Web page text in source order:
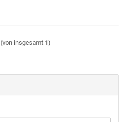
(von insgesamt 1)